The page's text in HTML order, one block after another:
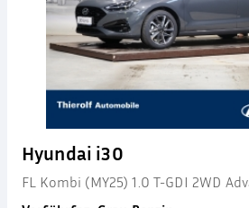
Hyundai i30
FL Kombi (MY25) 1.0 T-GDI 2WD